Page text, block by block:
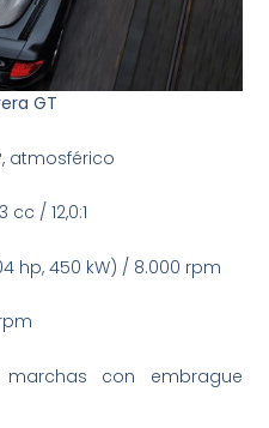
GT
atmosférico
cc / 12,0:1
hp, 450 kW) / 8.000 rpm
con embrague